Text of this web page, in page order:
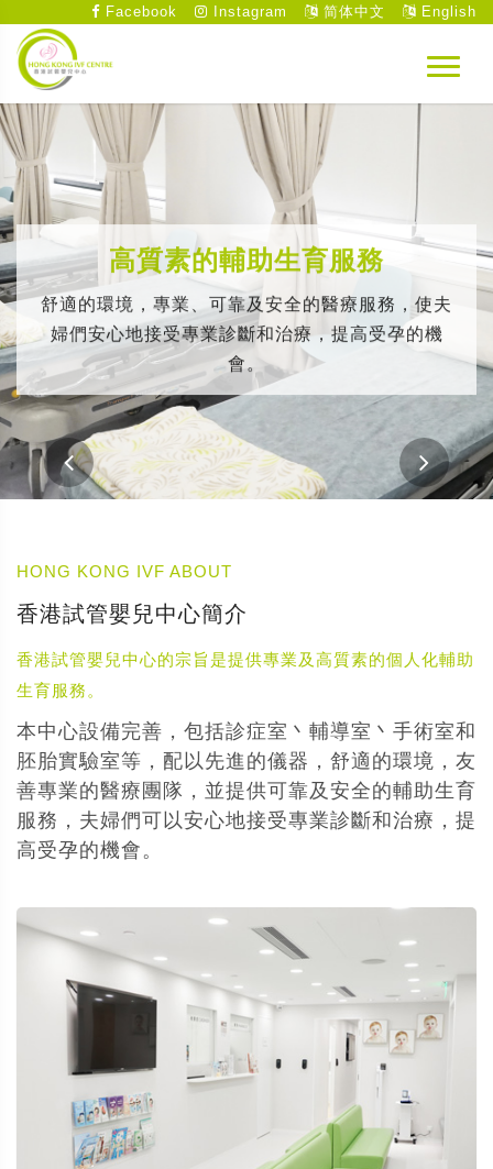
Facebook Instagram 简体中文 English
高質素的輔助生育服務
舒適的環境，專業、可靠及安全的醫療服務，使夫
婦們安心地接受專業診斷和治療，提高受孕的機
會。
HONG KONG IVF ABOUT
香港試管嬰兒中心簡介
香港試管嬰兒中心的宗旨是提供專業及高質素的個人化輔助
生育服務。
本中心設備完善，包括診症室丶輔導室丶手術室和
胚胎實驗室等，配以先進的儀器，舒適的環境，友
善專業的醫療團隊，並提供可靠及安全的輔助生育
服務，夫婦們可以安心地接受專業診斷和治療，提
高受孕的機會。